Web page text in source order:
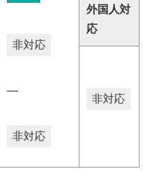
非対応
―
非対応
外国人対
応
非対応